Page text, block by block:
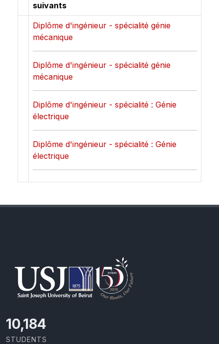
suivants
Diplôme d'ingénieur - spécialité génie
mécanique
Diplôme d'ingénieur - spécialité génie
mécanique
Diplôme d'ingénieur - spécialité : Génie
électrique
Diplôme d'ingénieur - spécialité : Génie
électrique
11,110
STUDENTS